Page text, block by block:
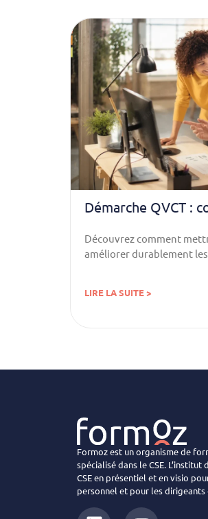
Démarche QVCT :
Découvrez comment
améliorer durablement
LIRE LA SUITE >
Formoz est un organisme de
spécialisé dans le CSE.
CSE en présentiel et en visio
personnel et pour les dirigeants